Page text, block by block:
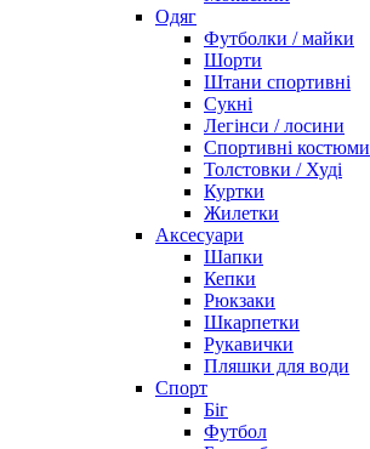
Одяг
Футболки / майки
Шорти
Штани спортивні
Сукні
Легінси / лосини
Спортивні костюми
Толстовки / Худі
Куртки
Жилетки
Аксесуари
Шапки
Кепки
Рюкзаки
Шкарпетки
Рукавички
Пляшки для води
Спорт
Біг
Футбол